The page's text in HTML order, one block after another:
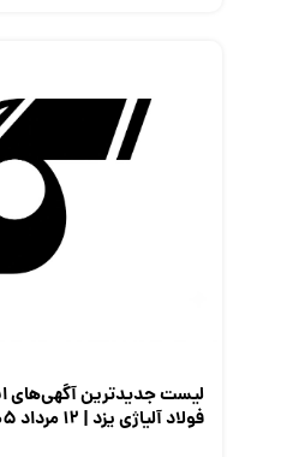
لیست جدیدترین آگهی‌های
فولاد آلیاژی یزد | ۱۲ مرداد ۱۴۰۵